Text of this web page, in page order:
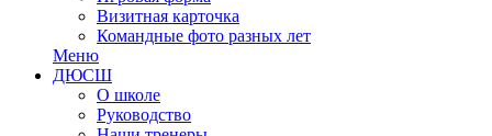
Визитная карточка
Командные фото разных лет
Меню
ДЮСШ
О школе
Руководство